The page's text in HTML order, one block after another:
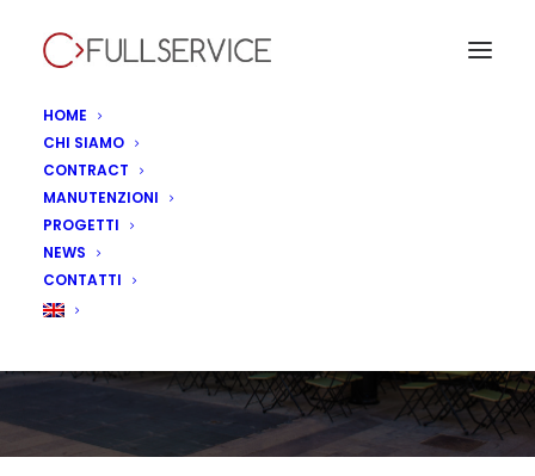
HOME
CHI SIAMO
CONTRACT
MANUTENZIONI
PROGETTI
NEWS
CONTATTI
Temakinho, Brescia -